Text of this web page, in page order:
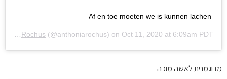
Af en toe moeten we is kunnen lachen
Anthonia Rochus (@anthoniarochus) on Oct 11, 2020 at 6:09am PDT
מדוגמנית לאשה מוכה